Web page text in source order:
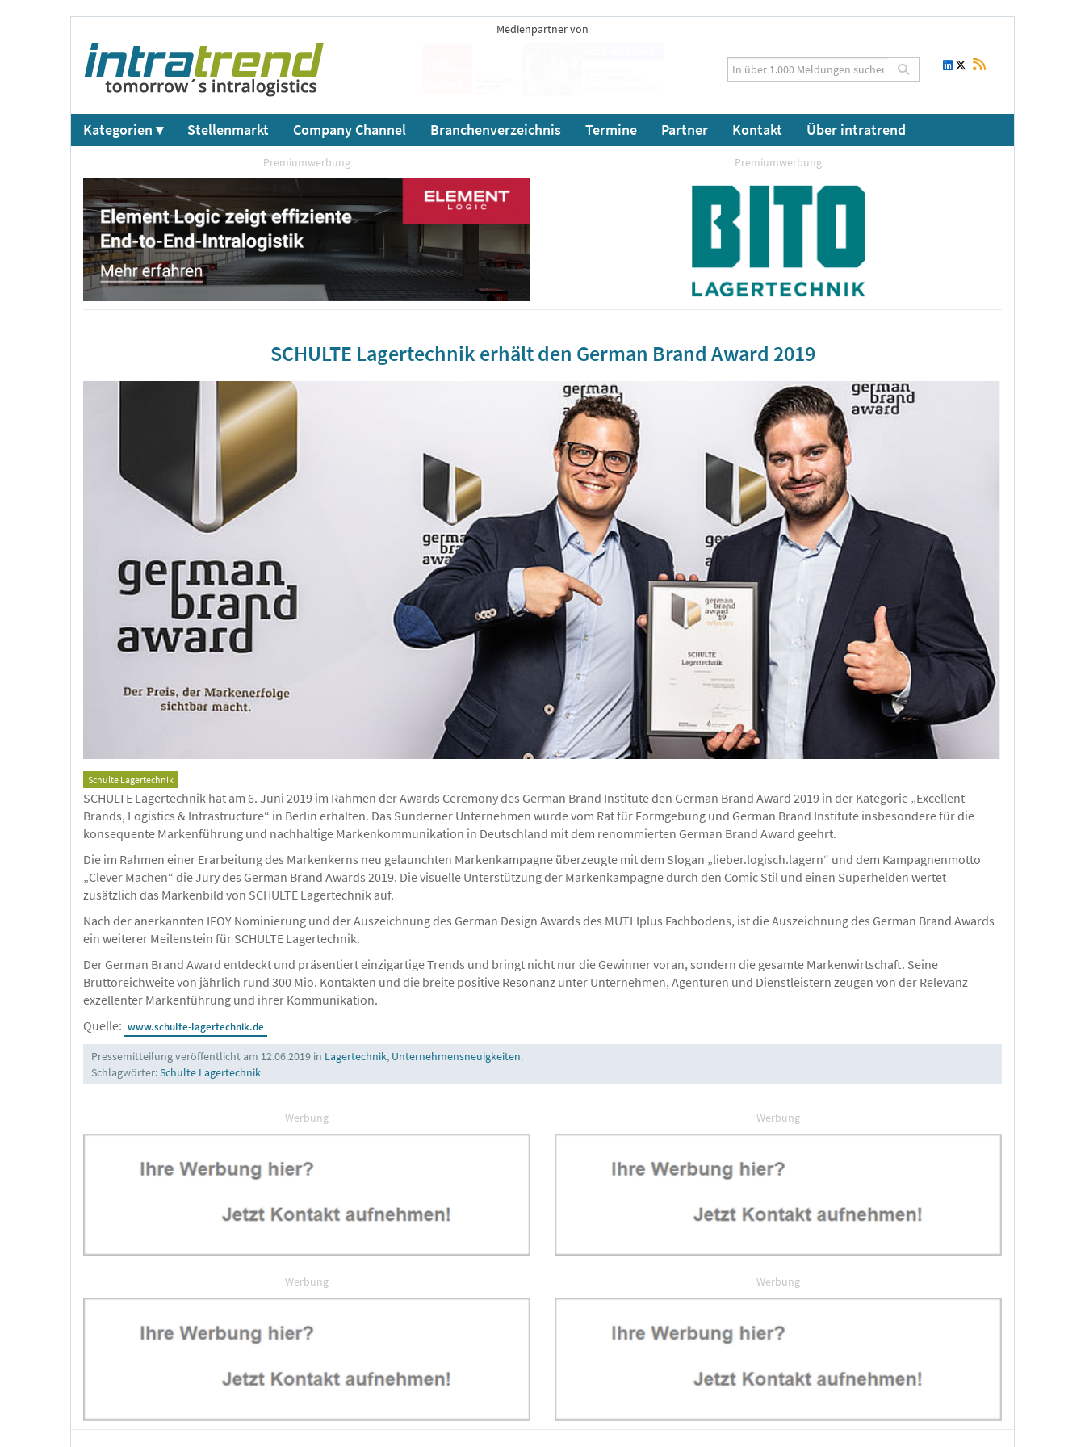
Medienpartner von
Kategorien ▾ Stellenmarkt Company Channel Branchenverzeichnis Termine Partner Kontakt Über intratrend
Premiumwerbung Premiumwerbung
SCHULTE Lagertechnik erhält den German Brand Award 2019
Schulte Lagertechnik
SCHULTE Lagertechnik hat am 6. Juni 2019 im Rahmen der Awards Ceremony des German Brand Institute den German Brand Award 2019 in der Kategorie „Excellent
Brands, Logistics & Infrastructure“ in Berlin erhalten. Das Sunderner Unternehmen wurde vom Rat für Formgebung und German Brand Institute insbesondere für die
konsequente Markenführung und nachhaltige Markenkommunikation in Deutschland mit dem renommierten German Brand Award geehrt.
Die im Rahmen einer Erarbeitung des Markenkerns neu gelaunchten Markenkampagne überzeugte mit dem Slogan „lieber.logisch.lagern“ und dem Kampagnenmotto
„Clever Machen“ die Jury des German Brand Awards 2019. Die visuelle Unterstützung der Markenkampagne durch den Comic Stil und einen Superhelden wertet
zusätzlich das Markenbild von SCHULTE Lagertechnik auf.
Nach der anerkannten IFOY Nominierung und der Auszeichnung des German Design Awards des MUTLIplus Fachbodens, ist die Auszeichnung des German Brand Awards
ein weiterer Meilenstein für SCHULTE Lagertechnik.
Der German Brand Award entdeckt und präsentiert einzigartige Trends und bringt nicht nur die Gewinner voran, sondern die gesamte Markenwirtschaft. Seine
Bruttoreichweite von jährlich rund 300 Mio. Kontakten und die breite positive Resonanz unter Unternehmen, Agenturen und Dienstleistern zeugen von der Relevanz
exzellenter Markenführung und ihrer Kommunikation.
Quelle: www.schulte-lagertechnik.de
Pressemitteilung veröffentlicht am 12.06.2019 in Lagertechnik, Unternehmensneuigkeiten.
Schlagwörter:Schulte Lagertechnik
Werbung Werbung
Werbung Werbung